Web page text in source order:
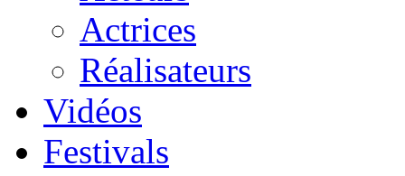
Actrices
Réalisateurs
Vidéos
Festivals